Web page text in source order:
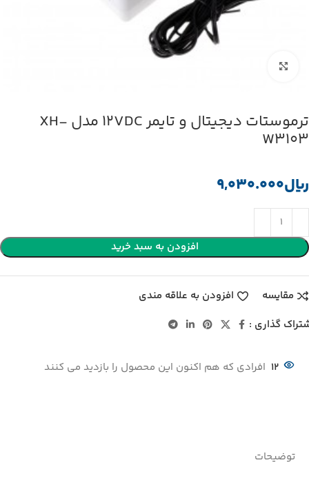
ترموستات دیجیتال و تایمر 12VDC مدل XH-
W3103
﷼
افزودن به سبد خرید
مقایسه
افزودن به علاقه مندی
گذاری :
12 افرادی که هم اکنون این محصول را بازدید می کنند
توضیحات